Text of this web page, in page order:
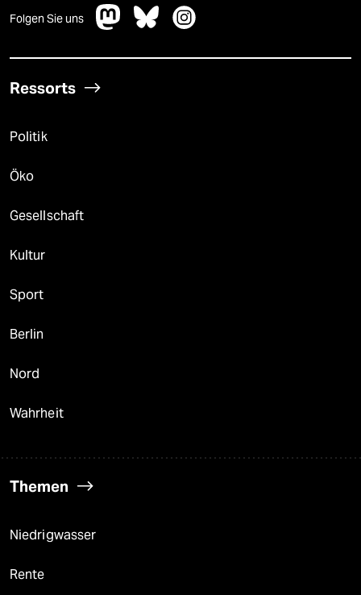
Folgen Sie uns
Ressorts
Politik
Öko
Gesellschaft
Kultur
Sport
Berlin
Nord
Wahrheit
Themen
Niedrigwasser
Rente